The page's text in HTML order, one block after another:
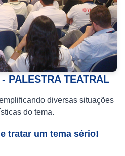
PALESTRA TEATRAL
diversas situações
do tema.
tratar um tema sério!